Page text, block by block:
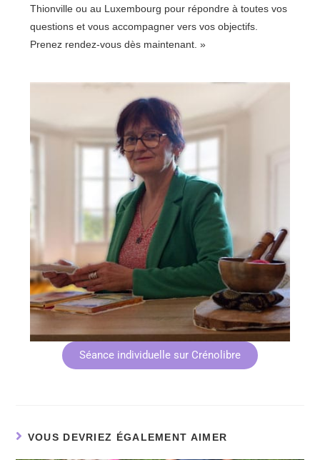
Thionville ou au Luxembourg pour répondre à toutes vos
questions et vous accompagner vers vos objectifs.
Prenez rendez-vous dès maintenant. »
Séance individuelle sur Crénolibre
VOUS DEVRIEZ ÉGALEMENT AIMER